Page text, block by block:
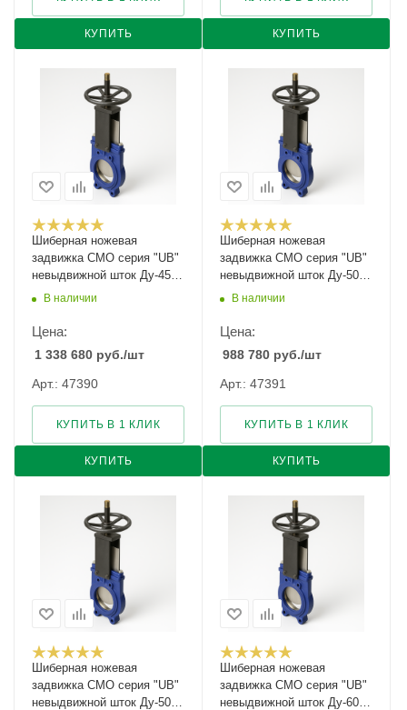
КУПИТЬ КУПИТЬ
Шиберная ножевая
задвижка CMO серия "UB"
невыдвижной шток Ду-450
Ру-4В наличии
Цена:
1 338 680 руб./шт
Арт.: 47390
КУПИТЬ
КУПИТЬ В 1 КЛИК
Шиберная ножевая
задвижка CMO серия "UB"
невыдвижной шток Ду-50
Ру-10
В наличии
Цена:
988 780 руб./шт
Арт.: 47391
КУПИТЬ
КУПИТЬ В 1 КЛИК
Шиберная ножевая
задвижка CMO серия "UB"
невыдвижной шток Ду-500
Шиберная ножевая
задвижка CMO серия "UB"
невыдвижной шток Ду-600